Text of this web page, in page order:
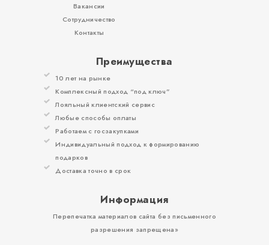
Вакансии
Сотрудничество
Контакты
Преимущества
10 лет на рынке
Комплексный подход “под ключ”
Лояльный клиентский сервис
Любые способы оплаты
Работаем с госзакупками
Индивидуальный подход к формированию
подарков
Доставка точно в срок
Информация
Перепечатка материалов сайта без письменного
разрешения запрещена»